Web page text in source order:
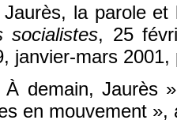
la parole et
socialistes, 25
janvier-mars 2001,
demain, Jaurès
en mouvement »,